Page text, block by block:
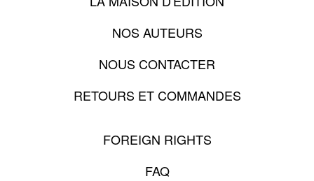
NOS AUTEURS
NOUS CONTACTER
RETOURS ET COMMANDES
FOREIGN RIGHTS
FAQ